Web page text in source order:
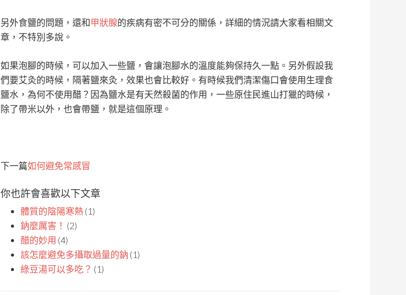
另外食鹽的問題，還和甲狀腺的疾病有密不可分的關係，詳細的情況請大家看相關文
章，不特別多說。
如果泡腳的時候，可以加入一些鹽，會讓泡腳水的溫度能夠保持久一點。另外假設我
們要艾灸的時候，隔著鹽來灸，效果也會比較好。有時候我們清潔傷口會使用生理食
鹽水，為何不使用醋？因為鹽水是有天然殺菌的作用，一些原住民進山打獵的時候，
除了帶米以外，也會帶鹽，就是這個原理。
下一篇如何避免常感冒
你也許會喜歡以下文章
體質的陰陽寒熱(1)
鈉麼厲害！ (2)
醋的妙用 (4)
該怎麼避免多攝取過量的鈉 (1)
綠豆湯可以多吃？ (1)